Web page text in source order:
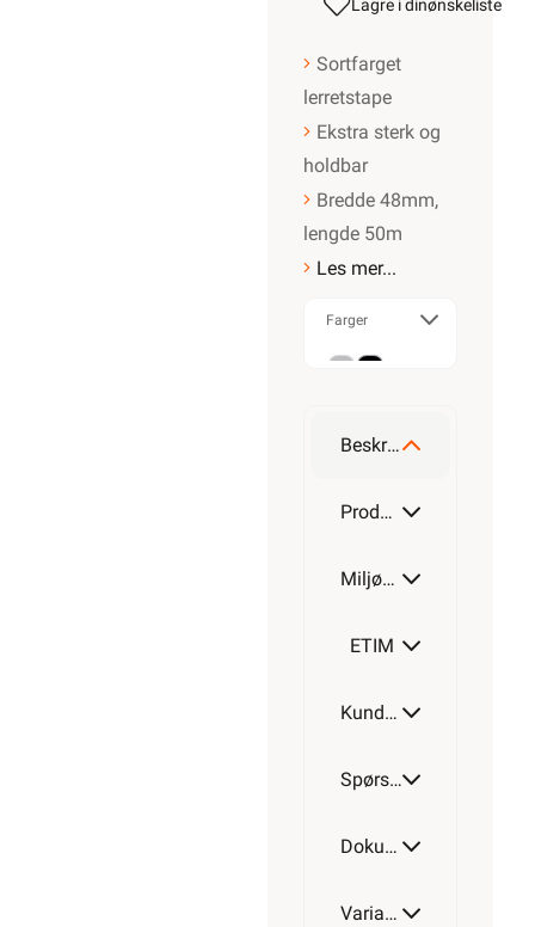
Lagre i dinønskeliste
Sortfarget
lerretstape
Ekstra sterk og
holdbar
Bredde 48mm,
lengde 50m
Les mer...
Farger
Grå Sort
Beskrivelse
Produktdetaljer
Miljøparametere
ETIM
Kundeomtale
Spørsmål og svar
Dokumentasjon
Varianter av artikkel